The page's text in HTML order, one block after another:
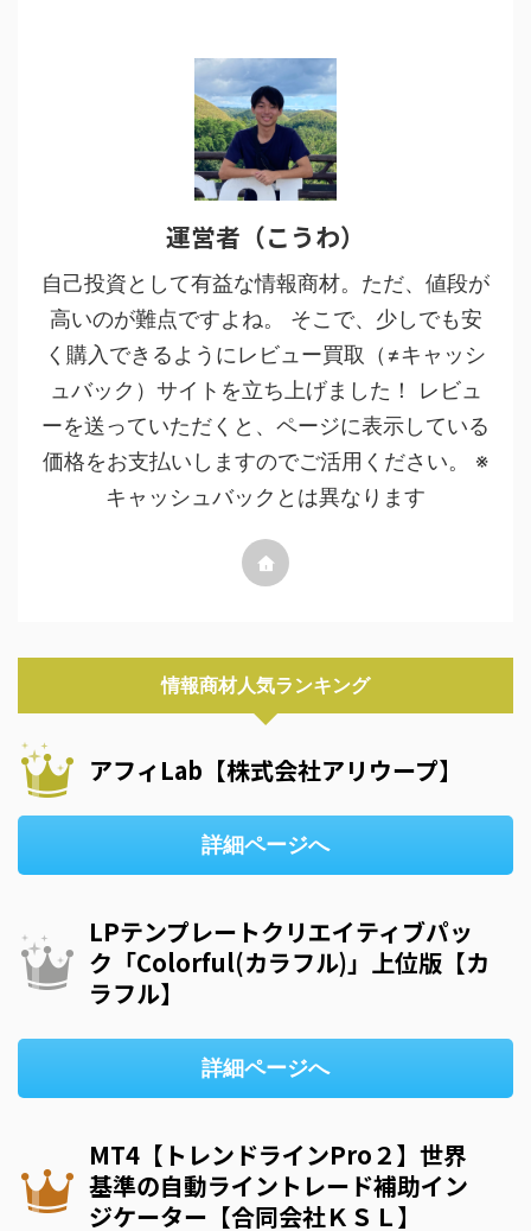
運営者（こうわ）
自己投資として有益な情報商材。ただ、値段が
高いのが難点ですよね。 そこで、少しでも安
く購入できるようにレビュー買取（≠キャッシ
ュバック）サイトを立ち上げました！ レビュ
ーを送っていただくと、ページに表示している
価格をお支払いしますのでご活用ください。 ※
キャッシュバックとは異なります
情報商材人気ランキング
アフィLab【株式会社アリウープ】
詳細ページへ
LPテンプレートクリエイティブパッ
ク「Colorful(カラフル)」上位版【カ
ラフル】
詳細ページへ
MT4【トレンドラインPro２】世界
基準の自動ライントレード補助イン
ジケーター【合同会社ＫＳＬ】